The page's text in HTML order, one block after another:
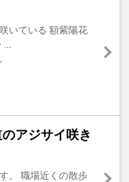
いている 額紫陽花
アジサイ咲き
。 職場近くの散歩